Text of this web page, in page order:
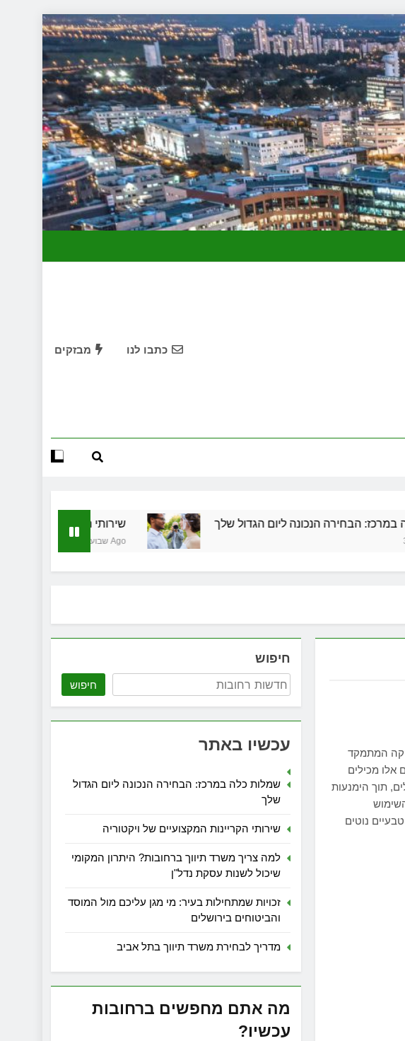
שמלות כלה במרכז: הבחירה הנכונה ליום הגדול שלך
למה צריך משרד תיווך ברחובות? היתרון המקומי שיכול לשנות עסקת נדל"ן
כתבו לנו מבזקים
הנכונה ליום הגדול שלך שירותי הקריינות המקצועיים של
4 שבועות Ago
המתמקד
אלו מכילים
תוך הימנעות
נוטים
חיפוש
חיפוש
עכשיו באתר
שמלות כלה במרכז: הבחירה הנכונה ליום הגדול
שלך
שירותי הקריינות המקצועיים של ויקטוריה
למה צריך משרד תיווך ברחובות? היתרון המקומי
שיכול לשנות עסקת נדל"ן
זכויות שמתחילות בעיר: מי מגן עליכם מול המוסד
והביטוחים בירושלים
מדריך לבחירת משרד תיווך בתל אביב
מה אתם מחפשים ברחובות
עכשיו?